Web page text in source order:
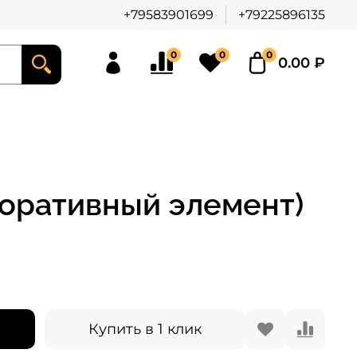
+79583901699 +79225896135
0 0 0 0.00 ₽
элемент)
Купить в 1 клик